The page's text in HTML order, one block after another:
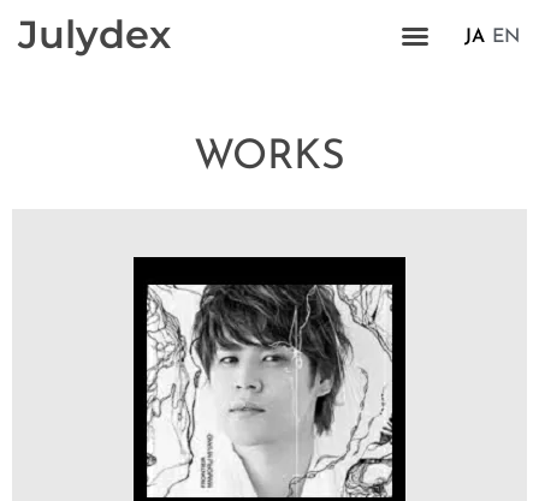
Julydex JA EN
WORKS